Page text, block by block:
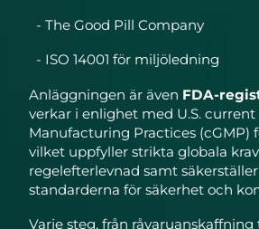
- The Good Pill Company
- ISO 14001 för miljöledning
Anläggningen är även FDA-
verkar i enlighet med U.S. current
Manufacturing Practices (cGMP)
vilket uppfyller strikta globala
regelefterlevnad samt
standarderna för säkerhet och
Varje steg, från